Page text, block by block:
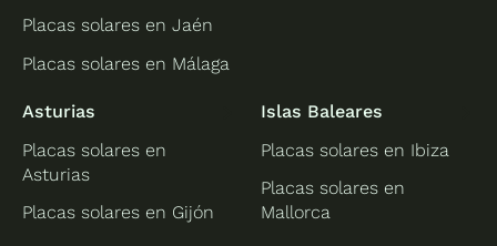
Placas solares en Jaén
Placas solares en Málaga
Asturias
Placas solares en
Asturias
Placas solares en Gijón
Islas Baleares
Placas solares en Ibiza
Placas solares en
Mallorca